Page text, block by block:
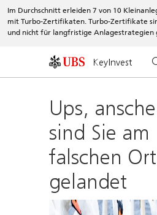
Im Durchschnitt erleiden 7 von 10
mit Turbo-Zertifikaten. Turbo-Zertifikate
und nicht für langfristige Anlagestrategien
KeyInvest
Ups,
sind Sie am
falschen Ort
gelandet